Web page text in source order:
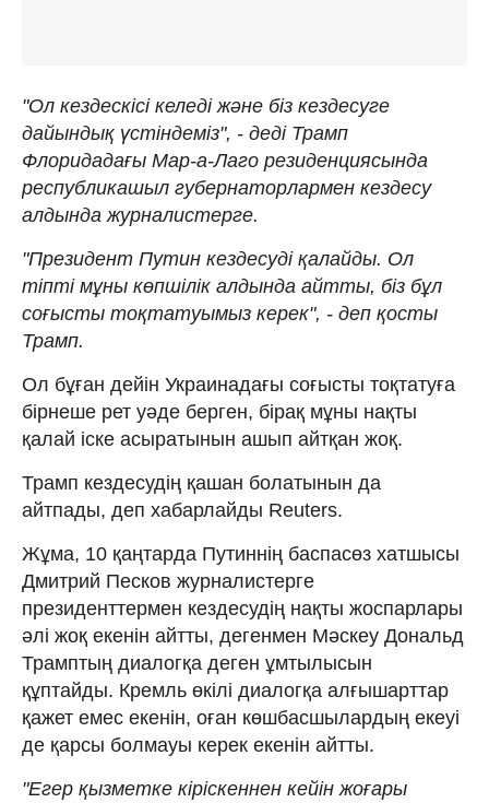
"Ол кездескісі келеді және біз кездесуге
дайындық үстіндеміз", - деді Трамп
Флоридадағы Мар-а-Лаго резиденциясында
республикашыл губернаторлармен кездесу
алдында журналистерге.
"Президент Путин кездесуді қалайды. Ол
тіпті мұны көпшілік алдында айтты, біз бұл
соғысты тоқтатуымыз керек", - деп қосты
Трамп.
Ол бұған дейін Украинадағы соғысты тоқтатуға
бірнеше рет уәде берген, бірақ мұны нақты
қалай іске асыратынын ашып айтқан жоқ.
Трамп кездесудің қашан болатынын да
айтпады, деп хабарлайды Reuters.
Жұма, 10 қаңтарда Путиннің баспасөз хатшысы
Дмитрий Песков журналистерге
президенттермен кездесудің нақты жоспарлары
әлі жоқ екенін айтты, дегенмен Мәскеу Дональд
Трамптың диалогқа деген ұмтылысын
құптайды. Кремль өкілі диалогқа алғышарттар
қажет емес екенін, оған көшбасшылардың екеуі
де қарсы болмауы керек екенін айтты.
"Егер қызметке кіріскеннен кейін жоғары